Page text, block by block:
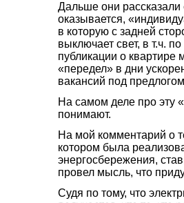
Дальше они рассказали
оказывается,
в которую с задней
выключает свет, в т.ч.
публикации о квартире
«передел» в дни
вакансий под
На самом деле про эту
понимают.
На мой комментарий о
котором была
энергосбережения,
провел мысль, что
Судя по тому, что